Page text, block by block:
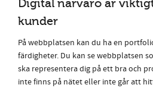
Digital närvaro är
kunder
På webbplatsen kan du ha en
färdigheter. Du kan se webbplatsen
ska representera dig på ett bra och
inte finns på nätet eller inte går att